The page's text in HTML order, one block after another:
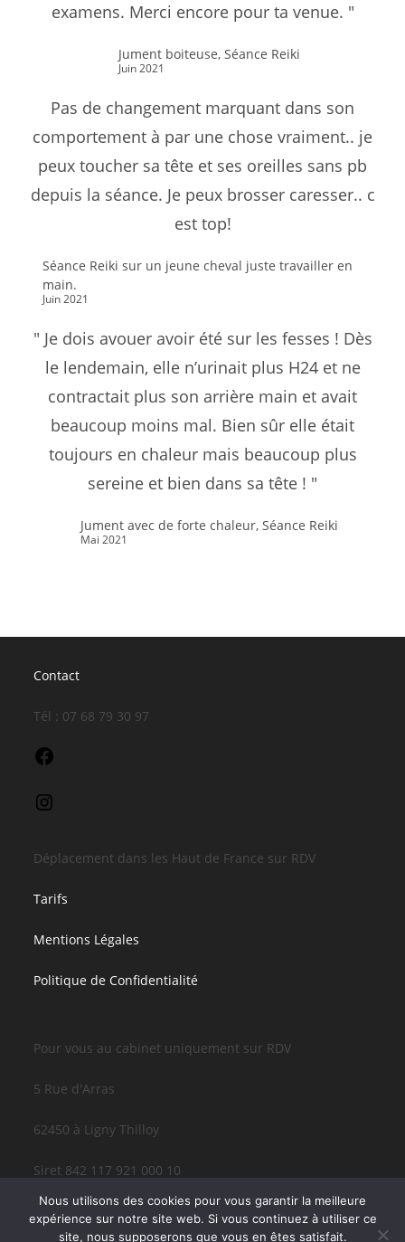
examens. Merci encore pour ta venue. "
Jument boiteuse, Séance Reiki
Juin 2021
Pas de changement marquant dans son
comportement à par une chose vraiment.. je
peux toucher sa tête et ses oreilles sans pb
depuis la séance. Je peux brosser caresser.. c
est top!
Séance Reiki sur un jeune cheval juste travailler en
main.
Juin 2021
" Je dois avouer avoir été sur les fesses ! Dès
le lendemain, elle n’urinait plus H24 et ne
contractait plus son arrière main et avait
beaucoup moins mal. Bien sûr elle était
toujours en chaleur mais beaucoup plus
sereine et bien dans sa tête ! "
Jument avec de forte chaleur, Séance Reiki
Mai 2021
Contact
Tél : 07 68 79 30 97
Déplacement dans les Haut de France sur RDV
Tarifs
Mentions Légales
Politique de Confidentialité
Pour vous au cabinet uniquement sur RDV
5 Rue d'Arras
62450 à Ligny Thilloy
Siret 842 117 921 000 10
Nous utilisons des cookies pour vous garantir la meilleure
expérience sur notre site web. Si vous continuez à utiliser ce
site, nous supposerons que vous en êtes satisfait.